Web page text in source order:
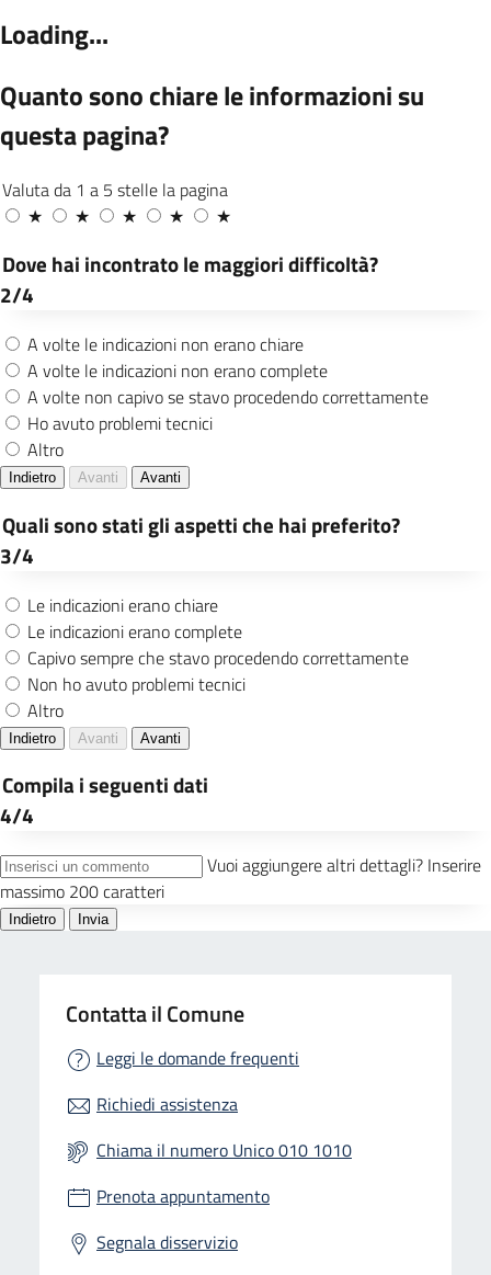
Contatta il Comune
Leggi le domande frequenti
Richiedi assistenza
Chiama il numero Unico 010 1010
Prenota appuntamento
Segnala disservizio